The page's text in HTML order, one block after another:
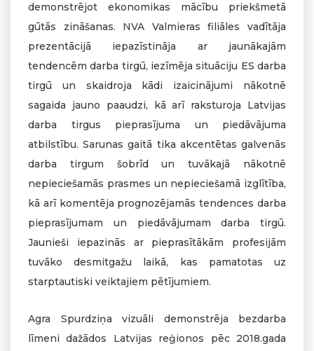
demonstrējot ekonomikas mācību priekšmetā
gūtās zināšanas. NVA Valmieras filiāles vadītāja
prezentācijā iepazīstināja ar jaunākajām
tendencēm darba tirgū, iezīmēja situāciju ES darba
tirgū un skaidroja kādi izaicinājumi nākotnē
sagaida jauno paaudzi, kā arī raksturoja Latvijas
darba tirgus pieprasījuma un piedāvājuma
atbilstību. Sarunas gaitā tika akcentētas galvenās
darba tirgum šobrīd un tuvākajā nākotnē
nepieciešamās prasmes un nepieciešamā izglītība,
kā arī komentēja prognozējamās tendences darba
pieprasījumam un piedāvājumam darba tirgū.
Jaunieši iepazinās ar pieprasītākām profesijām
tuvāko desmitgažu laikā, kas pamatotas uz
starptautiski veiktajiem pētījumiem.
Agra Spurdziņa vizuāli demonstrēja bezdarba
līmeni dažādos Latvijas reģionos pēc 2018.gada